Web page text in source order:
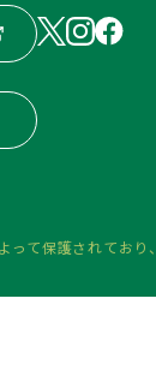
って保護されており、